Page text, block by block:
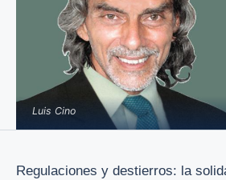
Luis Cino
Regulaciones y destierros: la